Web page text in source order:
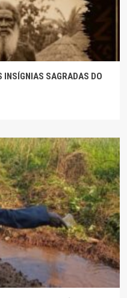
INSÍGNIAS SAGRADAS DO